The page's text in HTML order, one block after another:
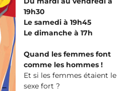
19h30
Le samedi à 19h45
Le dimanche à 17h
Quand les femmes font
comme les hommes !
Et si les femmes étaient le
sexe fort ?